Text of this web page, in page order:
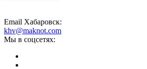
Email Хабаровск:
khv@maknot.com
Мы в соцсетях: